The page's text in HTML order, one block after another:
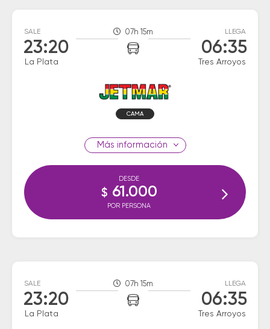
SALE
23:20
La Plata
07h 15m LLEGA
06:35
Tres Arroyos
CAMA
información
DESDE
$ 61.000
POR PERSONA
SALE
23:20
La Plata
07h 15m LLEGA
06:35
Tres Arroyos